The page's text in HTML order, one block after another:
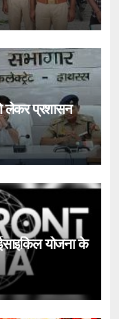
लेकर प्रशासन
योजना के